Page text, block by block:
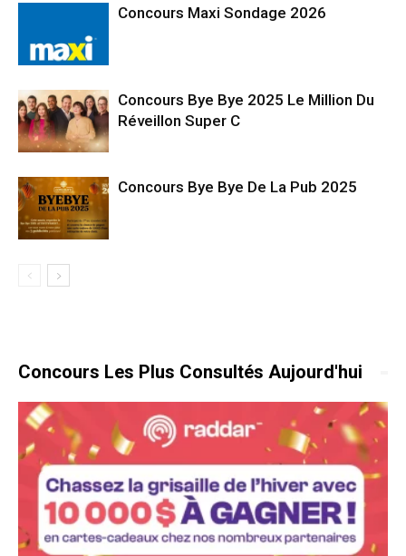
Concours Maxi Sondage 2026
Concours Bye Bye 2025 Le Million Du
Réveillon Super C
Concours Bye Bye De La Pub 2025
Concours Les Plus Consultés Aujourd'hui